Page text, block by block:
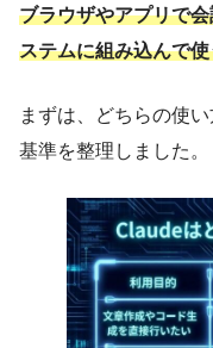
ブラウザやアプリで
ステムに組み込んで
まずは、どちらの使
基準を整理しました。